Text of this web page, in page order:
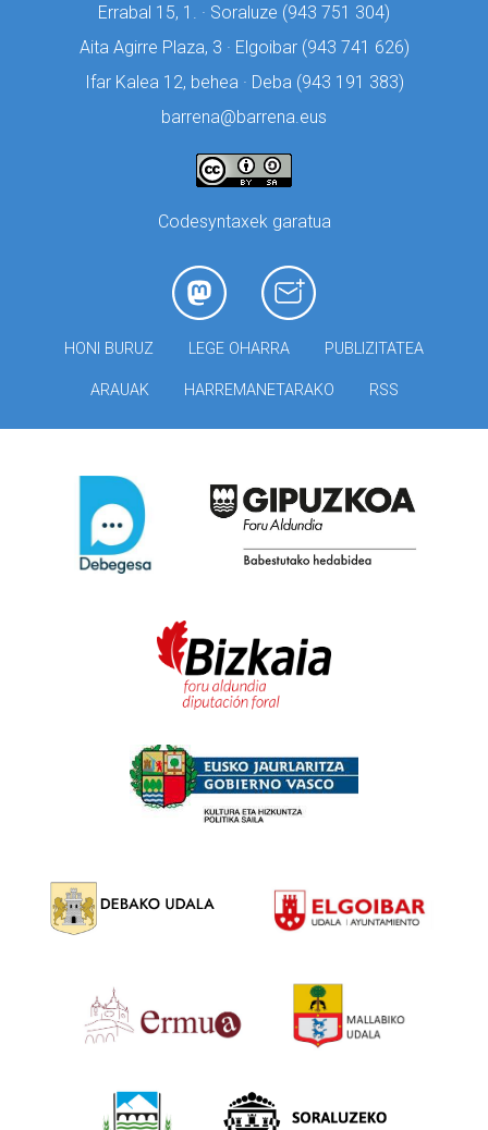
Errabal 15, 1. · Soraluze (943 751 304)
Aita Agirre Plaza, 3 · Elgoibar (943 741 626)
Ifar Kalea 12, behea · Deba (943 191 383)
barrena@barrena.eus
Codesyntaxek garatua
HONI BURUZ LEGE OHARRA PUBLIZITATEA
ARAUAK HARREMANETARAKO RSS